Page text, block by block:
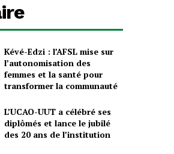
Kévé-Edzi : l’AFSL mise sur
l’autonomisation des
femmes et la santé pour
transformer la communauté
L’UCAO-UUT a célébré ses
diplômés et lance le jubilé
des 20 ans de l’institution